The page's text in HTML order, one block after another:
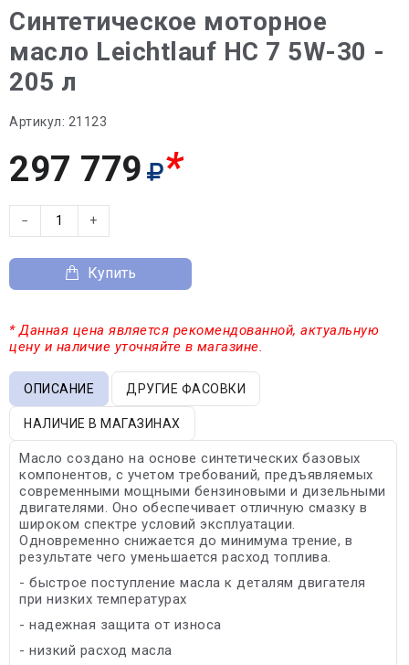
Синтетическое моторное
масло Leichtlauf HC 7 5W-30 -
205 л
Артикул: 21123
297 779 *
− +
Купить
* Данная цена является рекомендованной, актуальную
цену и наличие уточняйте в магазине.
ОПИСАНИЕ ДРУГИЕ ФАСОВКИ
НАЛИЧИЕ В МАГАЗИНАХ
Масло создано на основе синтетических базовых
компонентов, с учетом требований, предъявляемых
современными мощными бензиновыми и дизельными
двигателями. Оно обеспечивает отличную смазку в
широком спектре условий эксплуатации.
Одновременно снижается до минимума трение, в
результате чего уменьшается расход топлива.
- быстрое поступление масла к деталям двигателя
при низких температурах
- надежная защита от износа
- низкий расход масла